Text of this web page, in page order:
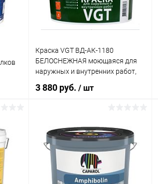
Краска VGT ВД-АК-1180
БЕЛОСНЕЖНАЯ моющаяся для
наружных и внутренних работ,
3 880 руб. / шт
В корзину
Купить в 1 клик Сравнение
В избранное В наличии